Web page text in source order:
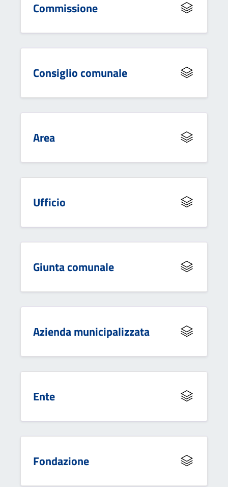
Commissione
Consiglio comunale
Area
Ufficio
Giunta comunale
Azienda municipalizzata
Ente
Fondazione